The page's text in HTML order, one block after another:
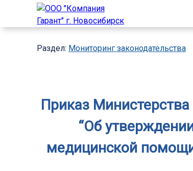
Раздел: Мониторинг законодательства
Приказ
“Об
медицинской